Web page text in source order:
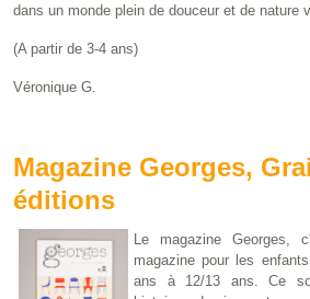
dans un monde plein de douceur et de nature
(A partir de 3-4 ans)
Véronique G.
Magazine Georges,
éditions
Le magazine Georges,
magazine pour les
ans à 12/13 ans. Ce